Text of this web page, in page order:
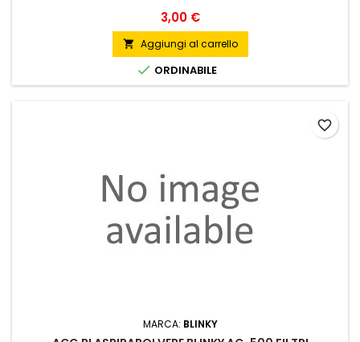
Prezzo
3,00 €
 Aggiungi al carrello
 ORDINABILE
MARCA: BLINKY
favorite_border